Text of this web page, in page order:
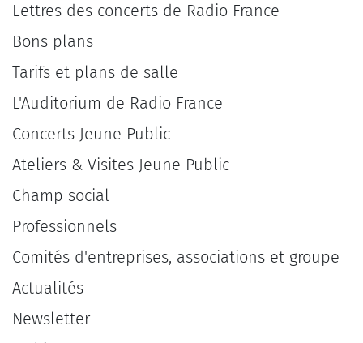
Lettres des concerts de Radio France
Bons plans
Tarifs et plans de salle
L'Auditorium de Radio France
Concerts Jeune Public
Ateliers & Visites Jeune Public
Champ social
Professionnels
Comités d'entreprises, associations et groupe
Actualités
Newsletter